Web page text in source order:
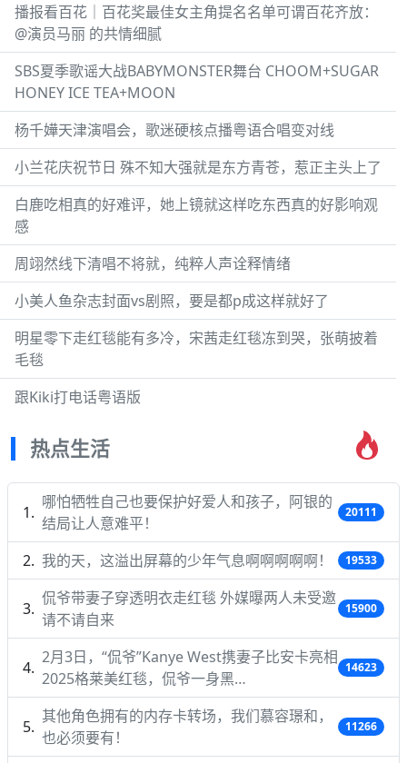
播报看百花｜百花奖最佳女主角提名名单可谓百花齐放：
@演员马丽 的共情细腻
SBS夏季歌谣大战BABYMONSTER舞台 CHOOM+SUGAR
HONEY ICE TEA+MOON
杨千嬅天津演唱会，歌迷硬核点播粤语合唱变对线
小兰花庆祝节日 殊不知大强就是东方青苍，惹正主头上了
白鹿吃相真的好难评，她上镜就这样吃东西真的好影响观
感
周翊然线下清唱不将就，纯粹人声诠释情绪
小美人鱼杂志封面vs剧照，要是都p成这样就好了
明星零下走红毯能有多冷，宋茜走红毯冻到哭，张萌披着
毛毯
跟Kiki打电话粤语版
热点生活
哪怕牺牲自己也要保护好爱人和孩子，阿银的
结局让人意难平！
20111
我的天，这溢出屏幕的少年气息啊啊啊啊啊！ 19533
侃爷带妻子穿透明衣走红毯 外媒曝两人未受邀
请不请自来
15900
2月3日，“侃爷”Kanye West携妻子比安卡亮相
2025格莱美红毯，侃爷一身黑…
14623
其他角色拥有的内存卡转场，我们慕容璟和，
也必须要有！
11266